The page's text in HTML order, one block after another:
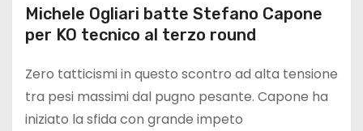
Michele Ogliari batte Stefano Capone
per KO tecnico al terzo round
Zero tatticismi in questo scontro ad alta tensione
tra pesi massimi dal pugno pesante. Capone ha
iniziato la sfida con grande impeto